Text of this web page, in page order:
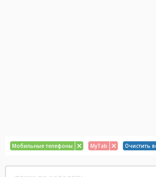
Мобильные телефоны MyTab Очистить